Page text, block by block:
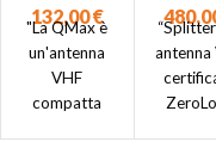
132,00€
"La QMax è
un'antenna
VHF
compatta
per
VHF/
FM
antenna